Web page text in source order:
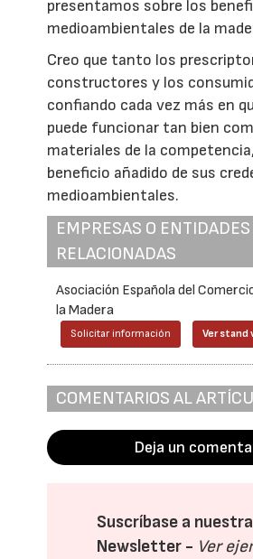
presentamos sobre los
medioambientales de la
Creo que tanto los
constructores y los
confiando cada vez más en
puede funcionar tan bien
materiales de la
beneficio añadido de sus
medioambientales.
EMPRESAS O ENTIDADES
RELACIONADAS
Asociación Española del
la Madera
Solicitar información Ver stand
COMENTARIOS AL
Deja un
Suscríbase a nuestra
Newsletter - Ver